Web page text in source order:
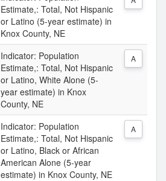
Estimate,: Total, Not Hispanic
or Latino (5-year estimate) in
Knox County, NE
Indicator: Population
Estimate,: Total, Not Hispanic
or Latino, White Alone (5-
year estimate) in Knox
County, NE
A
Indicator: Population
Estimate,: Total, Not Hispanic
or Latino, Black or African
American Alone (5-year
estimate) in Knox County, NE
A